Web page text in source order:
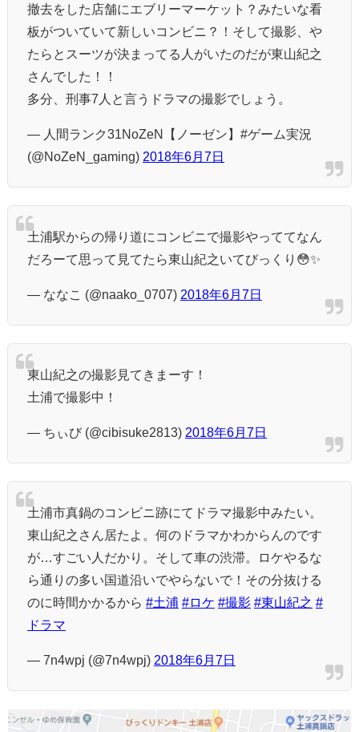
撤去をした店舗にエブリーマーケット？みたいな看
板がついていて新しいコンビニ？！そして撮影、や
たらとスーツが決まってる人がいたのだが東山紀之
さんでした！！
多分、刑事7人と言うドラマの撮影でしょう。
— 人間ランク31NoZeN【ノーゼン】#ゲーム実況
(@NoZeN_gaming) 2018年6月7日
土浦駅からの帰り道にコンビニで撮影やっててなん
だろーて思って見てたら東山紀之いてびっくり😳✨
— ななこ (@naako_0707) 2018年6月7日
東山紀之の撮影見てきまーす！
土浦で撮影中！
— ちぃび (@cibisuke2813) 2018年6月7日
土浦市真鍋のコンビニ跡にてドラマ撮影中みたい。
東山紀之さん居たよ。何のドラマかわからんのです
が…すごい人だかり。そして車の渋滞。ロケやるな
ら通りの多い国道沿いでやらないで！その分抜ける
のに時間かかるから #土浦 #ロケ #撮影 #東山紀之 #
ドラマ
— 7n4wpj (@7n4wpj) 2018年6月7日